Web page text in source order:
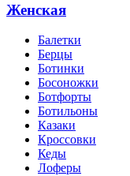
Женская
Балетки
Берцы
Ботинки
Босоножки
Ботфорты
Ботильоны
Казаки
Кроссовки
Кеды
Лоферы